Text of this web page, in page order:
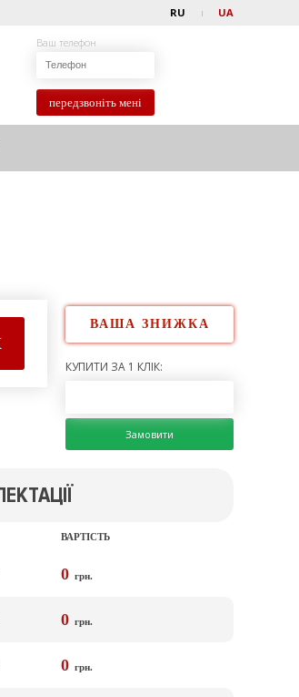
RU UA
Ваш телефон
передзвоніть мені
ВАША ЗНИЖКА
КУПИТИ ЗА 1 КЛІК:
Замовити
ВАРТІСТЬ
0 грн.
0 грн.
0 грн.